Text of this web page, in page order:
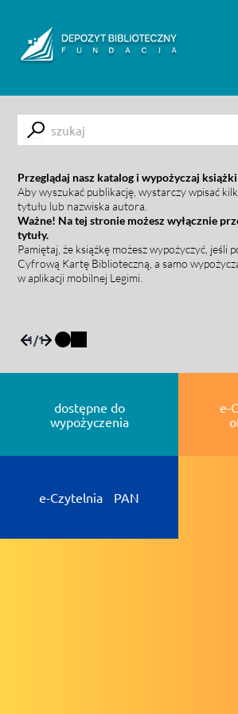
Submit
Przeglądaj nasz katalog i wypożyczaj
Aby wyszukać publikację, wystarczy wpisać
tytułu lub nazwiska autora.
Ważne! Na tej stronie możesz wyłącznie
tytuły.
Pamiętaj, że książkę możesz wypożyczyć, jeśli
Cyfrową Kartę Biblioteczną, a samo
w aplikacji mobilnej Legimi.
1/1
dostępne do
wypożyczenia
e-
e-Czytelnia PAN